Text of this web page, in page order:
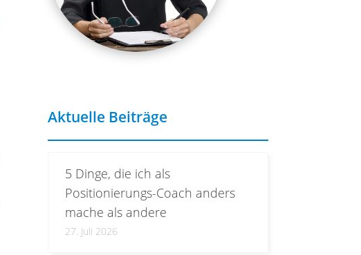
Aktuelle Beiträge
5 Dinge, die ich als
Positionierungs-Coach anders
mache als andere
27. Juli 2026